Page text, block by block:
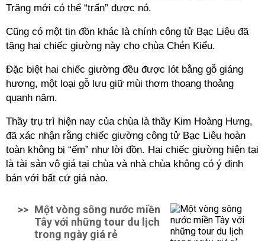
Trăng mới có thể “trấn” được nó.
Cũng có một tin đồn khác là chính công tử Bạc Liêu đã
tặng hai chiếc giường này cho chùa Chén Kiểu.
Đặc biệt hai chiếc giường đều được lót bằng gỗ giáng
hương, một loại gỗ lưu giữ mùi thơm thoang thoảng
quanh năm.
Thầy trụ trì hiện nay của chùa là thầy Kim Hoàng Hưng,
đã xác nhận rằng chiếc giường công tử Bạc Liêu hoàn
toàn không bị “ếm” như lời đồn. Hai chiếc giường hiện tại
là tài sản vô giá tại chùa và nhà chùa không có ý định
bán với bất cứ giá nào.
>> Một vòng sông nước miền
Tây với những tour du lịch
trong ngày giá rẻ